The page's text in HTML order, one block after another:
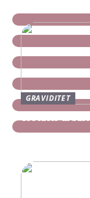
GRAVIDITET